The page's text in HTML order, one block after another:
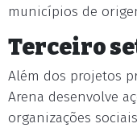
municípios de
Terceiro
Além dos projetos
Arena desenvolve
organizações